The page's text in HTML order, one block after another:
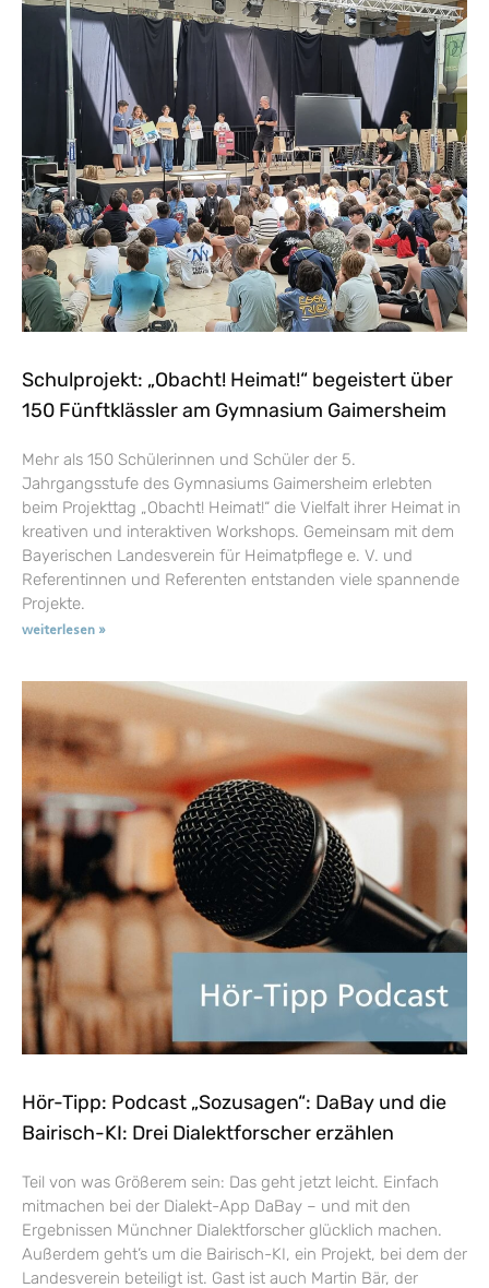
Schulprojekt: „Obacht! Heimat!“ begeistert über
150 Fünftklässler am Gymnasium Gaimersheim
Mehr als 150 Schülerinnen und Schüler der 5.
Jahrgangsstufe des Gymnasiums Gaimersheim erlebten
beim Projekttag „Obacht! Heimat!“ die Vielfalt ihrer Heimat in
kreativen und interaktiven Workshops. Gemeinsam mit dem
Bayerischen Landesverein für Heimatpflege e. V. und
Referentinnen und Referenten entstanden viele spannende
Projekte.
weiterlesen »
Hör-Tipp: Podcast „Sozusagen“: DaBay und die
Bairisch-KI: Drei Dialektforscher erzählen
Teil von was Größerem sein: Das geht jetzt leicht. Einfach
mitmachen bei der Dialekt-App DaBay – und mit den
Ergebnissen Münchner Dialektforscher glücklich machen.
Außerdem geht’s um die Bairisch-KI, ein Projekt, bei dem der
Landesverein beteiligt ist. Gast ist auch Martin Bär, der